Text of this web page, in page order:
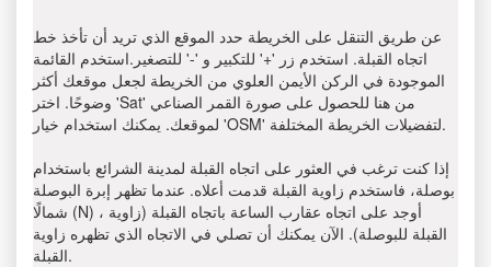
عن طريق التنقل على الخريطة حدد الموقع الذي تريد أن تأخذ خط
اتجاه القبلة. استخدم زر '+' للتكبير و '-' للتصغير.استخدم القائمة
الموجودة في الركن الأيمن العلوي من الخريطة لجعل موقعك أكثر
وضوحًا. اختر 'Sat' من هنا للحصول على صورة القمر الصناعي
لموقعك. يمكنك استخدام خيار 'OSM' لتفضيلات الخريطة المختلفة.
إذا كنت ترغب في العثور على اتجاه القبلة لمدينة الشرائع باستخدام
بوصلة، فاستخدم زاوية القبلة قدمت أعلاه. عندما تظهر إبرة البوصلة
شمالًا (N) ، أوجد على اتجاه عقارب الساعة باتجاه القبلة (زاوية
القبلة للبوصلة). الآن يمكنك أن تصلي في الاتجاه الذي تظهره زاوية
القبلة.